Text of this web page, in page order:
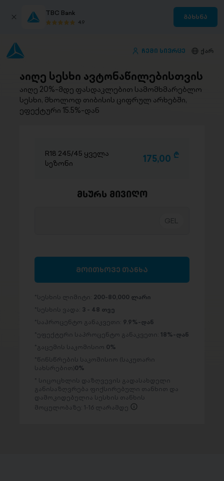
TBC Bank
4.9
გახსნა
ჩემი სივრცე ქარ
აიღე სესხი ავტონაწილებისთვის
აიღე 20%-მდე ფასდაკლებით სამომხმარებლო
სესხი, მხოლოდ თიბისის ციფრულ არხებში,
ეფექტური 15.5%-დან
R18 245/45 ყველა
სეზონი
175,00 D
მსურს მივიღო
მოითხოვე თანხა
სესხის ლიმიტი: 200-80,000 ლარი
სესხის ვადა: 3 - 48 თვე
საპროცენტო განაკვეთი: 9.9%-დან
ეფექტური საპროცენტო განაკვეთი: 18%-დან
გაცემის საკომისიო 0%
წინსწრების საკომისიო (საკუთარი
სახსრებით)0%
სიცოცხლის დაზღვევის გადასახდელი
განისაზღვრება ფიქსირებული თანხით და
დამოკიდებულია სესხის თანხის
მოცულობაზე: 1-16 ლარამდე